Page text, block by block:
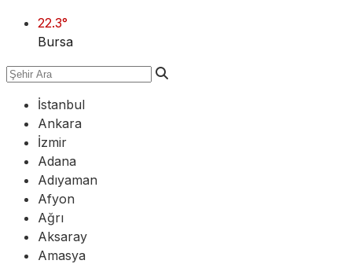
22.3°
Bursa
İstanbul
Ankara
İzmir
Adana
Adıyaman
Afyon
Ağrı
Aksaray
Amasya